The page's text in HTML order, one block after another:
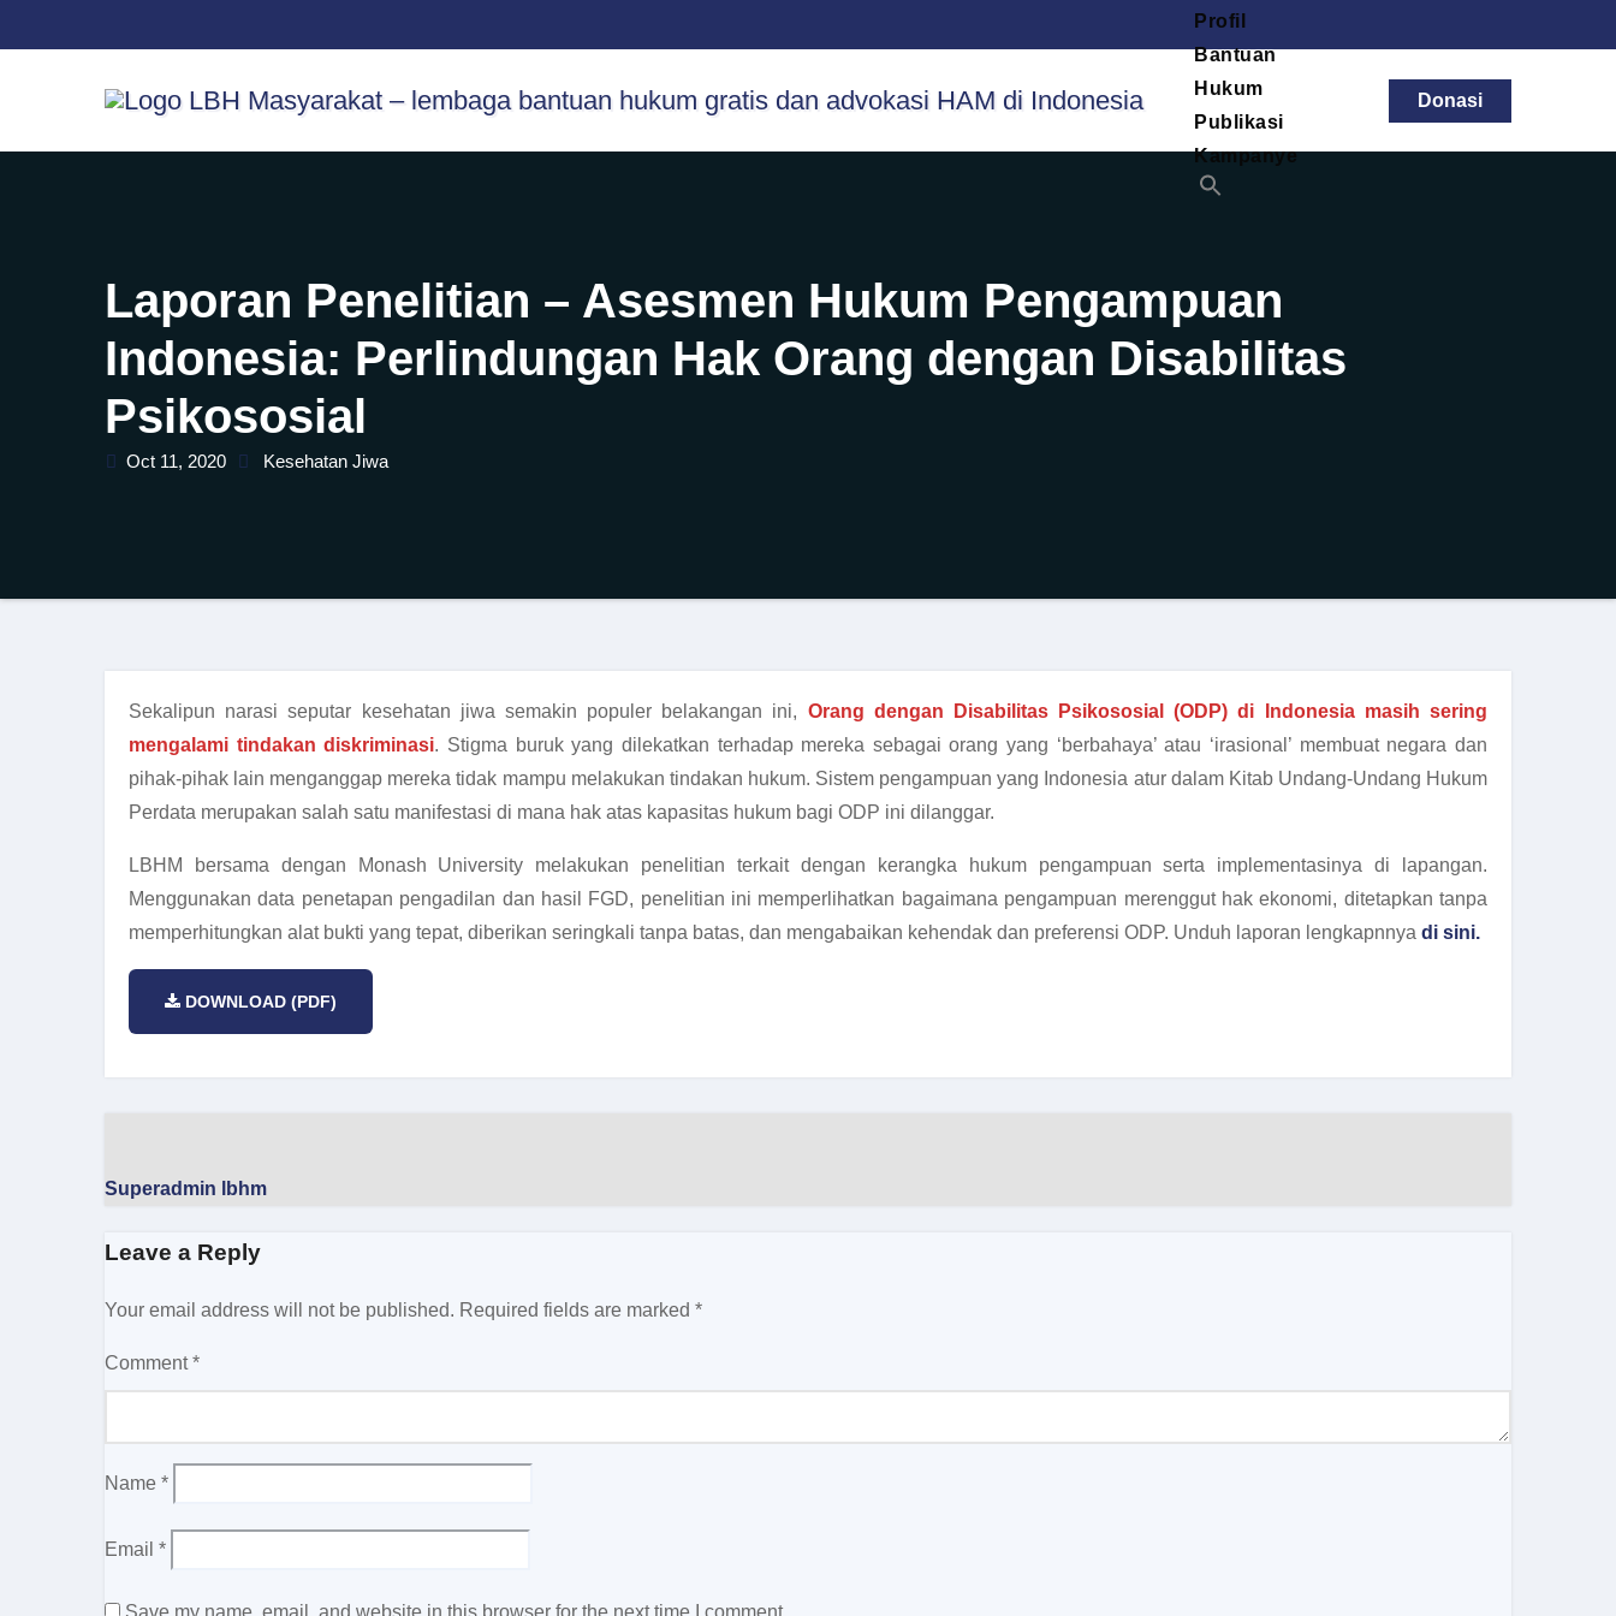
to
Profil
Bantuan
Hukum
Publikasi
Kampanye
Donasi
Laporan Penelitian – Asesmen Hukum Pengampuan
Indonesia: Perlindungan Hak Orang dengan Disabilitas
Psikososial
Oct 11, 2020 Kesehatan Jiwa
Sekalipun narasi seputar kesehatan jiwa semakin populer belakangan ini, Orang dengan Disabilitas Psikososial (ODP) di Indonesia masih sering
mengalami tindakan diskriminasi. Stigma buruk yang dilekatkan terhadap mereka sebagai orang yang ‘berbahaya’ atau ‘irasional’ membuat negara dan
pihak-pihak lain menganggap mereka tidak mampu melakukan tindakan hukum. Sistem pengampuan yang Indonesia atur dalam Kitab Undang-Undang Hukum
Perdata merupakan salah satu manifestasi di mana hak atas kapasitas hukum bagi ODP ini dilanggar.
LBHM bersama dengan Monash University melakukan penelitian terkait dengan kerangka hukum pengampuan serta implementasinya di lapangan.
Menggunakan data penetapan pengadilan dan hasil FGD, penelitian ini memperlihatkan bagaimana pengampuan merenggut hak ekonomi, ditetapkan tanpa
memperhitungkan alat bukti yang tepat, diberikan seringkali tanpa batas, dan mengabaikan kehendak dan preferensi ODP. Unduh laporan lengkapnnya di sini.
DOWNLOAD (PDF)
Superadmin lbhm
Leave a Reply
Your email address will not be published. Required fields are marked *
Comment*
Name *
Email *